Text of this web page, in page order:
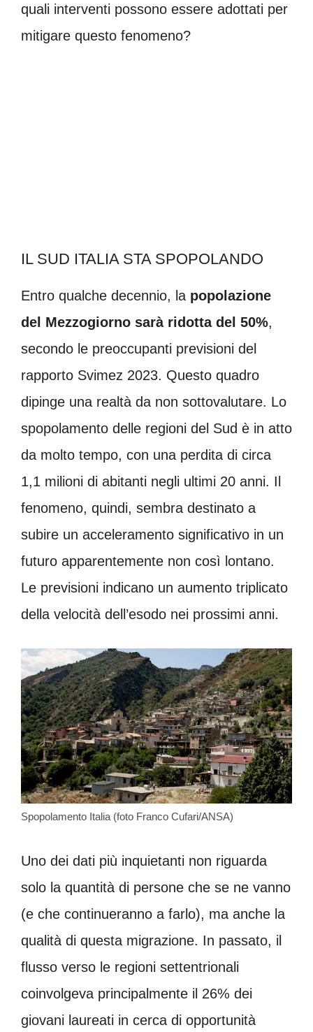
quali interventi possono essere adottati per
mitigare questo fenomeno?
IL SUD ITALIA STA SPOPOLANDO
Entro qualche decennio, la popolazione
del Mezzogiorno sarà ridotta del 50%,
secondo le preoccupanti previsioni del
rapporto Svimez 2023. Questo quadro
dipinge una realtà da non sottovalutare. Lo
spopolamento delle regioni del Sud è in atto
da molto tempo, con una perdita di circa
1,1 milioni di abitanti negli ultimi 20 anni. Il
fenomeno, quindi, sembra destinato a
subire un acceleramento significativo in un
futuro apparentemente non così lontano.
Le previsioni indicano un aumento triplicato
della velocità dell’esodo nei prossimi anni.
Spopolamento Italia (foto Franco Cufari/ANSA)
Uno dei dati più inquietanti non riguarda
solo la quantità di persone che se ne vanno
(e che continueranno a farlo), ma anche la
qualità di questa migrazione. In passato, il
flusso verso le regioni settentrionali
coinvolgeva principalmente il 26% dei
giovani laureati in cerca di opportunità